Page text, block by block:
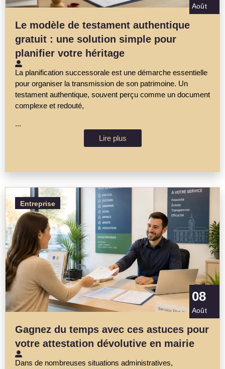
Août
Le modèle de testament authentique
gratuit : une solution simple pour
planifier votre héritage
La planification successorale est une démarche essentielle
pour organiser la transmission de son patrimoine. Un
testament authentique, souvent perçu comme un document
complexe et redouté,
...
Lire plus
Entreprise
08
Août
Gagnez du temps avec ces astuces pour
votre attestation dévolutive en mairie
Dans de nombreuses situations administratives,